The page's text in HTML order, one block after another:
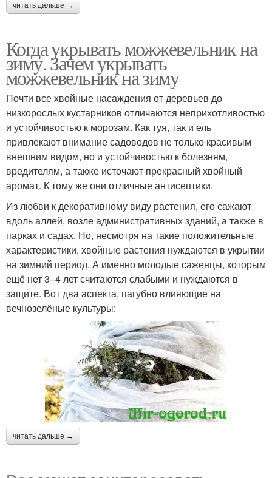
читать дальше →
Когда укрывать можжевельник на
зиму. Зачем укрывать
можжевельник на зиму
Почти все хвойные насаждения от деревьев до
низкорослых кустарников отличаются неприхотливостью
и устойчивостью к морозам. Как туя, так и ель
привлекают внимание садоводов не только красивым
внешним видом, но и устойчивостью к болезням,
вредителям, а также источают прекрасный хвойный
аромат. К тому же они отличные антисептики.
Из любви к декоративному виду растения, его сажают
вдоль аллей, возле административных зданий, а также в
парках и садах. Но, несмотря на такие положительные
характеристики, хвойные растения нуждаются в укрытии
на зимний период. А именно молодые саженцы, которым
ещё нет 3–4 лет считаются слабыми и нуждаются в
защите. Вот два аспекта, пагубно влияющие на
вечнозелёные культуры:
читать дальше →